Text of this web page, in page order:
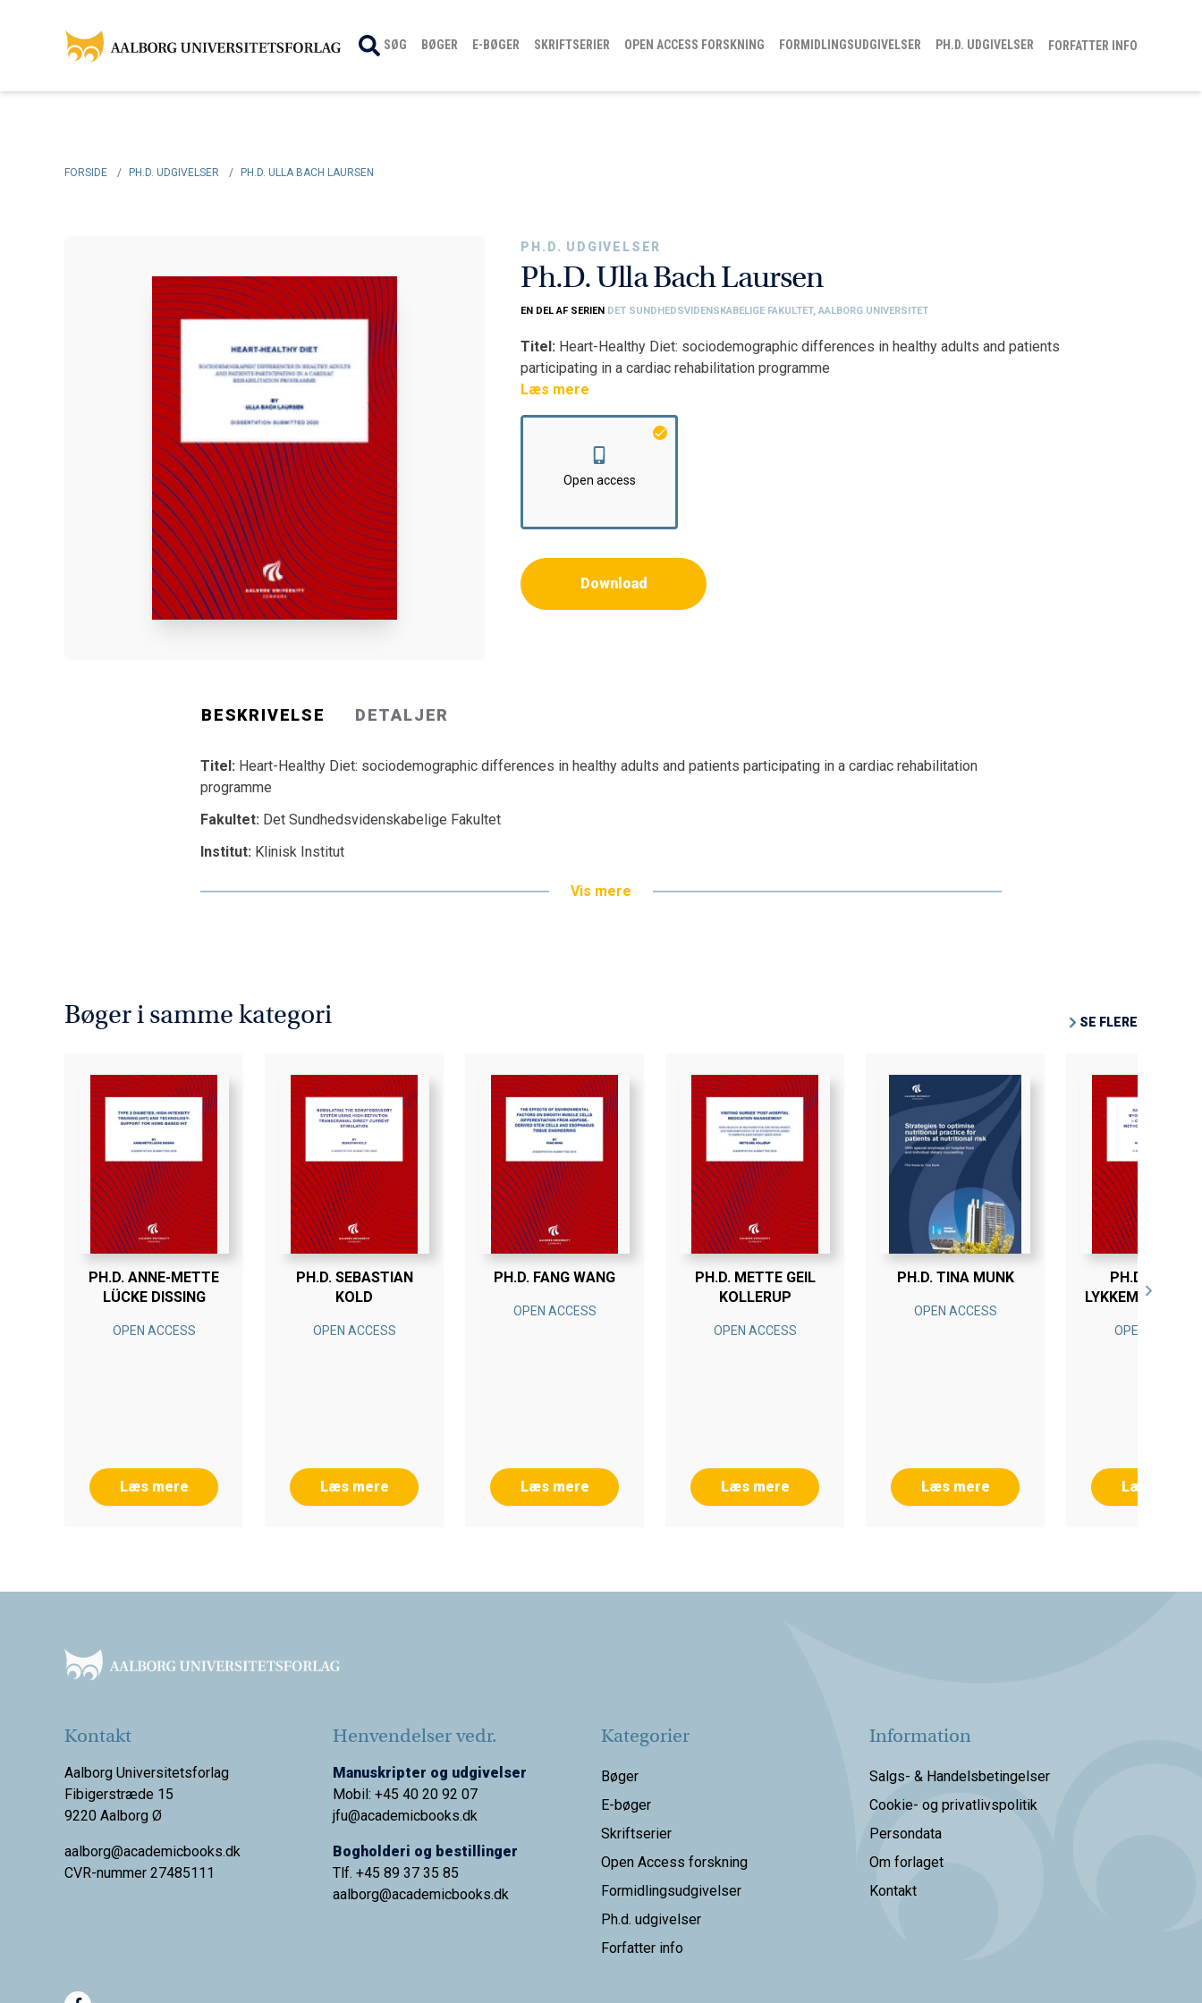
SØG BØGER E-BØGER SKRIFTSERIER OPEN ACCESS FORSKNING FORMIDLINGSUDGIVELSER PH.D. UDGIVELSER FORFATTER INFO
FORSIDE / PH.D. UDGIVELSER / PH.D. ULLA BACH LAURSEN
PH.D. UDGIVELSER
Ph.D. Ulla Bach Laursen
EN DEL AF SERIEN DET SUNDHEDSVIDENSKABELIGE FAKULTET, AALBORG UNIVERSITET
Titel: Heart-Healthy Diet: sociodemographic differences in healthy adults and patients
participating in a cardiac rehabilitation programme
Fakultet:Det Sundhedsvidenskabelige Fakultet
Institut:Klinisk Institut
Læs mere
Open access
Download
BESKRIVELSE DETALJER
Titel: Heart-Healthy Diet: sociodemographic differences in healthy adults and patients participating in a cardiac rehabilitation
programme
Fakultet: Det Sundhedsvidenskabelige Fakultet
Institut: Klinisk Institut
Vis mere
Bøger i samme kategori SE FLERE
PH.D. ANNE-METTE
LÜCKE DISSING
OPEN ACCESS
Læs mere
PH.D. SEBASTIAN
KOLD
OPEN ACCESS
Læs mere
PH.D. FANG WANG
OPEN ACCESS
Læs mere
PH.D. METTE GEIL
KOLLERUP
OPEN ACCESS
Læs mere
PH.D. TINA MUNK
OPEN ACCESS
Læs mere
PH.D. AMALIE
LYKKEMARK
OPEN ACCESS
Læs mere
Kontakt
Aalborg Universitetsforlag
Fibigerstræde 15
9220 Aalborg Ø
aalborg@academicbooks.dk
CVR-nummer 27485111
Henvendelser vedr.
Manuskripter og udgivelser
Mobil: +45 40 20 92 07
jfu@academicbooks.dk
Bogholderi og bestillinger
Tlf. +45 89 37 35 85
aalborg@academicbooks.dk
Kategorier
Bøger
E-bøger
Skriftserier
Open Access forskning
Formidlingsudgivelser
Ph.d. udgivelser
Forfatter info
Information
Salgs- & Handelsbetingelser
Cookie- og privatlivspolitik
Persondata
Om forlaget
Kontakt